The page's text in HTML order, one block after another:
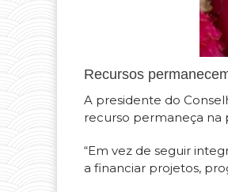
Recursos
A presidente do
recurso permaneça na
“Em vez de seguir
a financiar projetos,